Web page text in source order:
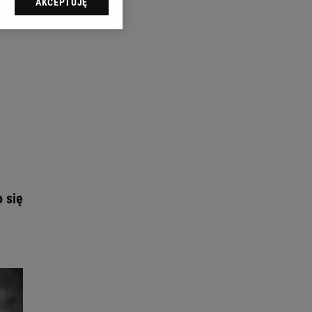
się
sp. z o.o., jej
swoje preferencje
celów identyfikacji.
reklam i treści,